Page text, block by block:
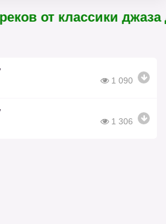
от классики джаза
1 090
1 306